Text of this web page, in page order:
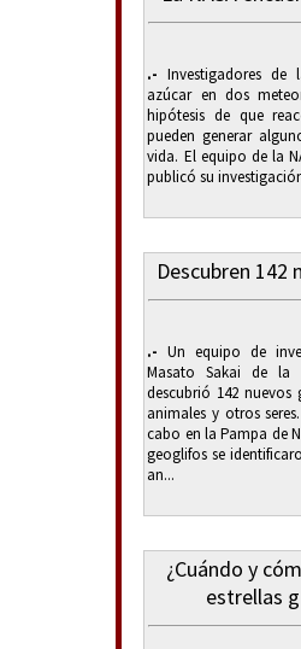
.- Investigadores de
azúcar en dos
hipótesis de que
pueden generar
vida. El equipo de la
publicó su
Descubren 142
.- Un equipo de
Masato Sakai de la
descubrió 142 nuevos
animales y otros
cabo en la Pampa de
geoglifos se
an...
¿Cuándo y
estrellas